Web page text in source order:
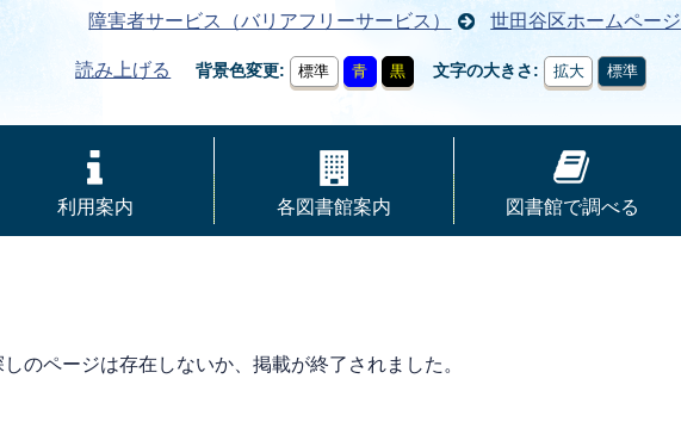
障害者サービス（バリアフリーサービス） 世田谷区ホームページ
読み上げる 背景色変更 標準 青 黒 文字の大きさ 拡大 標準
利用案内 各図書館案内 図書館で調べる
しのページは存在しないか、掲載が終了されました。